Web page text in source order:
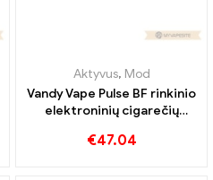
ModAktyvus, Mod
Vandy Vape Pulse BF rinkinio
elektroninių cigarečių
Custom
€47.04